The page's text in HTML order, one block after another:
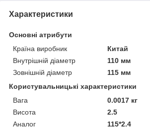
Характеристики
Основні атрибути
Країна виробник
Китай
Внутрішній діаметр
110 мм
Зовнішній діаметр
115 мм
Користувальницькі характеристики
Вага
0.0017 кг
Висота
2.5
Аналог
115*2.4